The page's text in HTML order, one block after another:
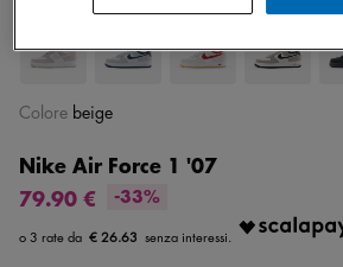
Nike Air Force 1 '07
79.90 €
-33%
€ 26.63
Colore beige